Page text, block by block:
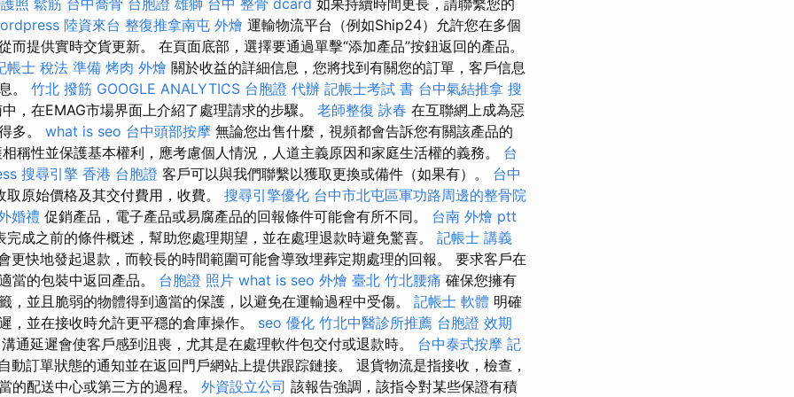
陸資來台 整復推拿南屯 外燴 運輸物流平台（例如Ship24）允許您在多個
而提供實時交貨更新。 在頁面底部，選擇要通過單擊“添加產品”按鈕返回的產品。
帳士 稅法 準備 烤肉 外燴 關於收益的詳細信息，您將找到有關您的訂單，客戶信息
。 竹北 撥筋 GOOGLE ANALYTICS 台胞證 代辦 記帳士考試 書 台中氣結推拿 搜
，在EMAG市場界面上介紹了處理請求的步驟。 老師整復 詠春 在互聯網上成為惡
多。 what is seo 台中頭部按摩 無論您出售什麼，視頻都會告訴您有關該產品的
稱性並保護基本權利，應考慮個人情況，人道主義原因和家庭生活權的義務。 台
搜尋引擎 香港 台胞證 客戶可以與我們聯繫以獲取更換或備件（如果有）。 台中
原始價格及其交付費用，收費。 搜尋引擎優化 台中市北屯區軍功路周邊的整骨院
婚禮 促銷產品，電子產品或易腐產品的回報條件可能會有所不同。 台南 外燴 ptt
成之前的條件概述，幫助您處理期望，並在處理退款時避免驚喜。 記帳士 講義
更快地發起退款，而較長的時間範圍可能會導致埋葬定期處理的回報。 要求客戶在
當的包裝中返回產品。 台胞證 照片 what is seo 外燴 臺北 竹北腰痛 確保您擁有
，並且脆弱的物體得到適當的保護，以避免在運輸過程中受傷。 記帳士 軟體 明確
，並在接收時允許更平穩的倉庫操作。 seo 優化 竹北中醫診所推薦 台胞證 效期
通延遲會使客戶感到沮喪，尤其是在處理軟件包交付或退款時。 台中泰式按摩 記
動訂單狀態的通知並在返回門戶網站上提供跟踪鏈接。 退貨物流是指接收，檢查，
的配送中心或第三方的過程。 外資設立公司 該報告強調，該指令對某些保證有積